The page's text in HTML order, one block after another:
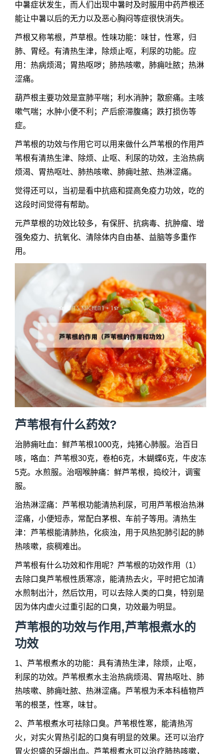
中暑症状发生，而人们出现中暑时及时服用中药芦根还
能让中暑以后的无力以及恶心胸闷等症很快消失。
芦根又称苇根，芦草根。性味功能：味甘，性寒，归
肺、胃经。有清热生津，除烦止呕，利尿的功能。应
用：热病烦渴；胃热呕哕；肺热咳嗽，肺痈吐脓；热淋
涩痛。
葫芦根主要功效是宣肺平喘；利水消肿；散瘀痛。主咳
嗽气喘；水肿小便不利；产后瘀滞腹痛；跌打损伤等
症。
芦苇根的功效与作用它可以用来做什么芦苇根的作用 芦
苇根有清热生津、除烦、止呕、利尿的功效，主治热病
烦渴、胃热呕吐、肺热咳嗽、肺痈吐脓、热淋涩痛。
觉得还可以，当初是看中抗癌和提高免疫力功效，吃的
这段时间觉得有帮助。
元芦草根的功效比较多，有保肝、抗病毒、抗肿瘤、增
强免疫力、抗氧化、清除体内自由基、益脑等多重作
用。
芦苇根有什么药效?
治肺痈吐血：鲜芦苇根1000克，炖猪心肺服。治百日
咳，咯血：芦苇根30克，卷柏6克，木蝴蝶6克，牛皮冻
5克。水煎服。治咽喉肿痛：鲜芦苇根，捣绞汁，调蜜
服。
治热淋涩痛：芦苇根功能清热利尿，可用芦苇根治热淋
涩痛，小便短赤，常配白茅根、车前子等用。清热生
津：芦苇根能清肺热，化痰浊，用于风热犯肺引起的肺
热咳嗽，痰稠难出。
芦苇根有什么功效和作用呢？芦苇根的功效作用（1）
去除口臭芦苇根性质寒凉，能清热去火，平时把它加清
水煎制出汁，然后饮用，可以去除人类的口臭，特别是
因为体内虚火过重引起的口臭，功效最为明显。
芦苇根的功效与作用,芦苇根煮水的
功效
1、芦苇根煮水的功能：具有清热生津，除烦，止呕，
利尿的功效。芦苇根煮水主治热病烦渴、胃热呕吐、肺
热咳嗽、肺痈吐脓、热淋涩痛。芦苇根为禾本科植物芦
苇的根茎，性寒，味甘。
2、芦苇根煮水可祛除口臭。芦苇根性寒，能清热泻
火，对实火胃热引起的口臭有明显的效果。还可以治疗
胃火炽盛的牙龈出血。芦苇根煮水可以治疗肺热咳嗽，